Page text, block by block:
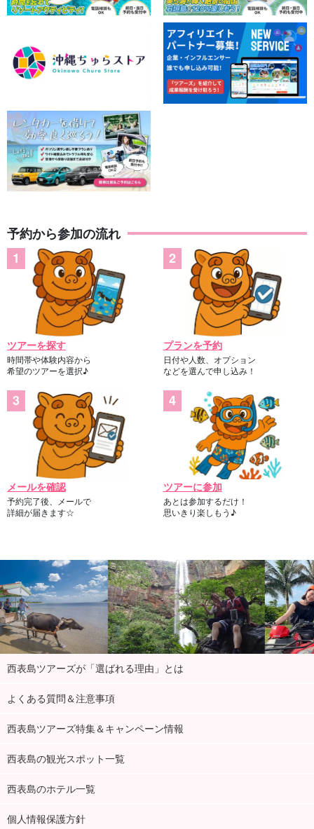
予約から参加の流れ
ツアーを探す
時間帯や体験内容から
希望のツアーを選択♪
プランを予約
日付や人数、オプション
などを選んで申し込み！
メールを確認
予約完了後、メールで
詳細が届きます☆
ツアーに参加
あとは参加するだけ！
思いきり楽しもう♪
西表島ツアーズが「選ばれる理由」とは
よくある質問＆注意事項
西表島ツアーズ特集＆キャンペーン情報
西表島の観光スポット一覧
西表島のホテル一覧
個人情報保護方針